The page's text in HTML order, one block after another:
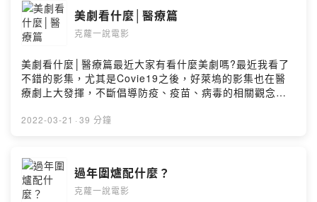
美劇看什麼│醫療篇
克蘿一說電影
美劇看什麼│醫療篇最近大家有看什麼美劇嗎?最近我看了
不錯的影集，尤其是Covie19之後，好萊塢的影集也在醫
療劇上大發揮，不斷倡導防疫、疫苗、病毒的相關觀念。
如果你也有看了不錯的美劇，歡迎跟我們一起分享。留言
2022-03-21 · 39 分鐘
過年圍爐配什麼？
克蘿一說電影